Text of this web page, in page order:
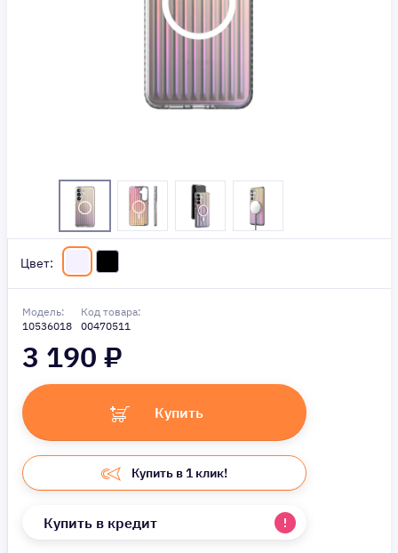
Цвет:
Модель:
10536018
Код товара:
00470511
3 190 ₽
Купить
Купить в 1 клик!
Купить в кредит